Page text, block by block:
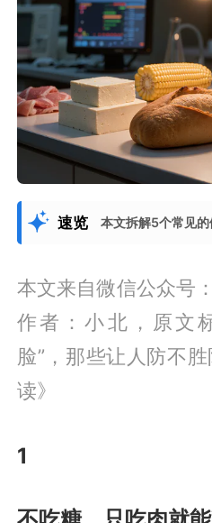
速览 本文拆解5个常见
本文来自微信公众号：
作者：小北，原文
脸”，那些让人防不
读》
1